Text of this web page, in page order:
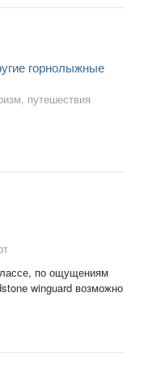
горнолыжные
путешествия
по ощущениям
winguard возможно